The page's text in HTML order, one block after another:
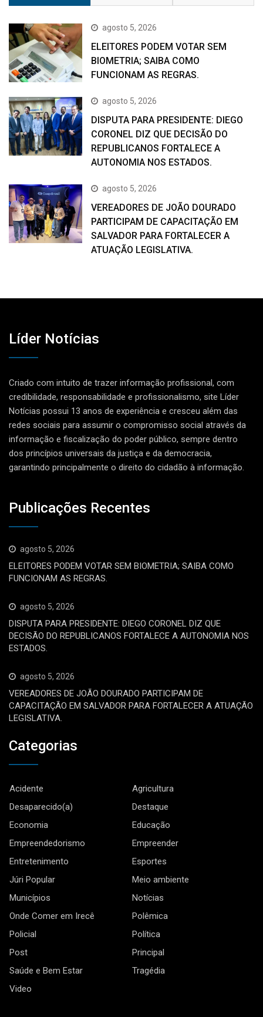
agosto 5, 2026
ELEITORES PODEM VOTAR SEM
BIOMETRIA; SAIBA COMO
FUNCIONAM AS REGRAS.
agosto 5, 2026
DISPUTA PARA PRESIDENTE: DIEGO
CORONEL DIZ QUE DECISÃO DO
REPUBLICANOS FORTALECE A
AUTONOMIA NOS ESTADOS.
agosto 5, 2026
VEREADORES DE JOÃO DOURADO
PARTICIPAM DE CAPACITAÇÃO EM
SALVADOR PARA FORTALECER A
ATUAÇÃO LEGISLATIVA.
Líder Notícias
Criado com intuito de trazer informação profissional, com
credibilidade, responsabilidade e profissionalismo, site Líder
Notícias possui 13 anos de experiência e cresceu além das
redes sociais para assumir o compromisso social através da
informação e fiscalização do poder público, sempre dentro
dos princípios universais da justiça e da democracia,
garantindo principalmente o direito do cidadão à informação.
Publicações Recentes
agosto 5, 2026
ELEITORES PODEM VOTAR SEM BIOMETRIA; SAIBA COMO
FUNCIONAM AS REGRAS.
agosto 5, 2026
DISPUTA PARA PRESIDENTE: DIEGO CORONEL DIZ QUE
DECISÃO DO REPUBLICANOS FORTALECE A AUTONOMIA NOS
ESTADOS.
agosto 5, 2026
VEREADORES DE JOÃO DOURADO PARTICIPAM DE
CAPACITAÇÃO EM SALVADOR PARA FORTALECER A ATUAÇÃO
LEGISLATIVA.
Categorias
Acidente
Agricultura
Desaparecido(a)
Destaque
Economia
Educação
Empreendedorismo
Empreender
Entretenimento
Esportes
Júri Popular
Meio ambiente
Municípios
Notícias
Onde Comer em Irecê
Polêmica
Policial
Política
Post
Principal
Saúde e Bem Estar
Tragédia
Video